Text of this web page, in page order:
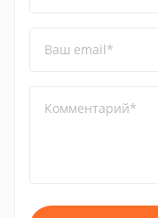
Ваш email*
Комментарий*